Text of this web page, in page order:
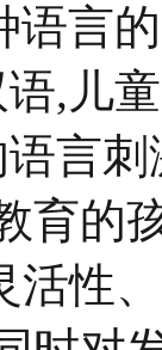
语言
,儿
言
育的
活性